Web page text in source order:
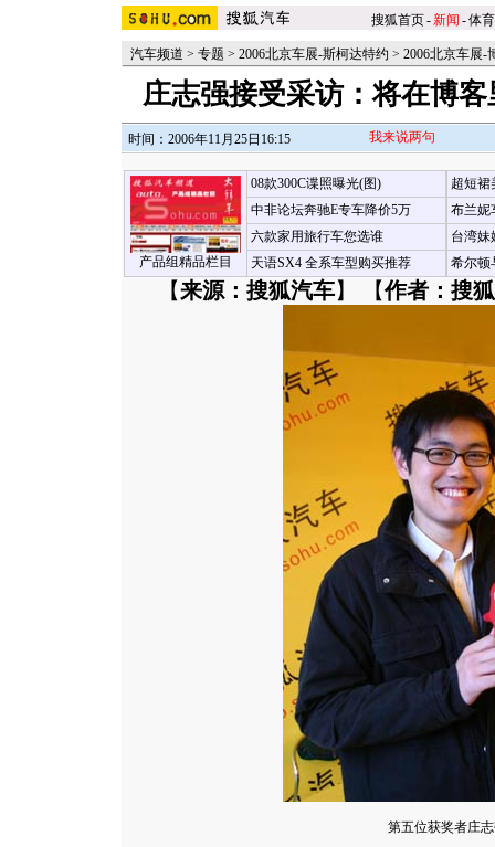
搜狐首页-新闻 -体育
汽车频道 > 专题 > 2006北京车展-斯柯达特约 > 2006北京车展-
庄志强接受采访：将在博
时间：2006年11月25日16:15 我来说两句
产品组精品栏目
08款300C谍照曝光(图)
中非论坛奔驰E专车降价5万
六款家用旅行车您选谁
天语SX4 全系车型购买推荐
超短裙
布兰妮
台湾妹
希尔顿
【来源：搜狐汽车】 【作者：搜
第五位获奖者庄